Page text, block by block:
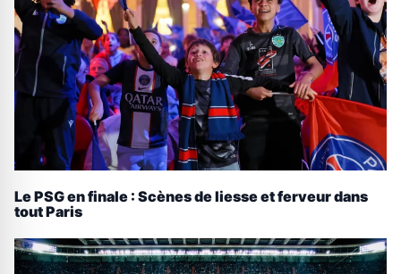
Le PSG en finale : Scènes de liesse et ferveur dans
tout Paris